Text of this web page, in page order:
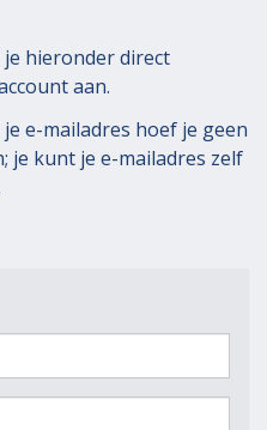
je hieronder direct
aan.
e-mailadres hoef je geen
je kunt je e-mailadres zelf